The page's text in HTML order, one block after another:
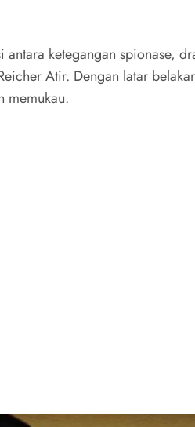
ketegangan spionase,
Atir. Dengan latar
memukau.